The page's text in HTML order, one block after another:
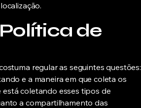
de
regular as seguintes questões:
e a maneira em que coleta os
coletando esses tipos de
a compartilhamento das